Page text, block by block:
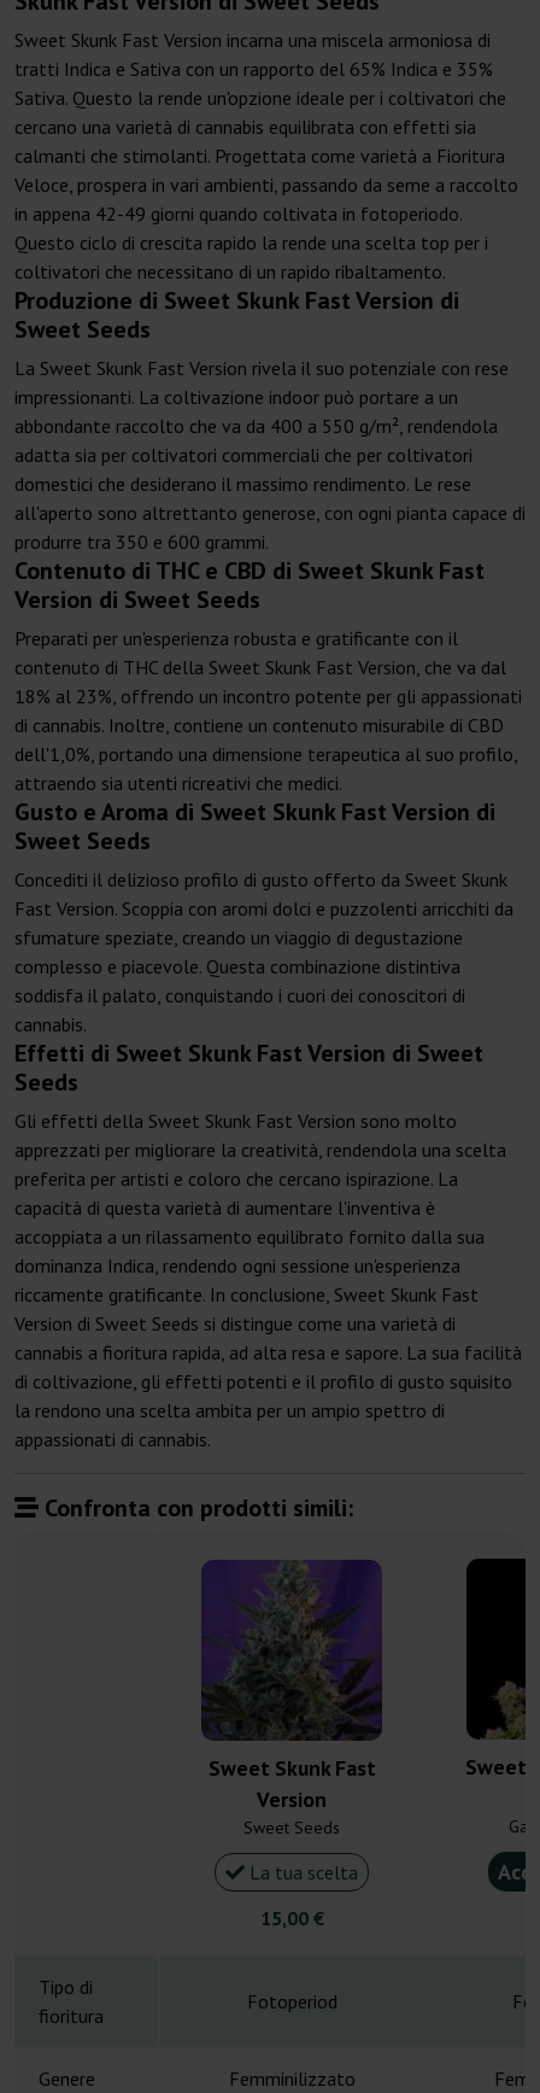
Sweet Skunk Fast Version incarna una miscela armoniosa di
tratti Indica e Sativa con un rapporto del 65% Indica e 35%
Sativa. Questo la rende un'opzione ideale per i coltivatori che
cercano una varietà di cannabis equilibrata con effetti sia
calmanti che stimolanti. Progettata come varietà a Fioritura
Veloce, prospera in vari ambienti, passando da seme a raccolto
in appena 42-49 giorni quando coltivata in fotoperiodo.
Questo ciclo di crescita rapido la rende una scelta top per i
coltivatori che necessitano di un rapido ribaltamento.
Produzione di Sweet Skunk Fast Version di
Sweet Seeds
La Sweet Skunk Fast Version rivela il suo potenziale con rese
impressionanti. La coltivazione indoor può portare a un
abbondante raccolto che va da 400 a 550 g/m², rendendola
adatta sia per coltivatori commerciali che per coltivatori
domestici che desiderano il massimo rendimento. Le rese
all'aperto sono altrettanto generose, con ogni pianta capace di
produrre tra 350 e 600 grammi.
Contenuto di THC e CBD di Sweet Skunk Fast
Version di Sweet Seeds
Preparati per un'esperienza robusta e gratificante con il
contenuto di THC della Sweet Skunk Fast Version, che va dal
18% al 23%, offrendo un incontro potente per gli appassionati
di cannabis. Inoltre, contiene un contenuto misurabile di CBD
dell'1,0%, portando una dimensione terapeutica al suo profilo,
attraendo sia utenti ricreativi che medici.
Gusto e Aroma di Sweet Skunk Fast Version di
Sweet Seeds
Concediti il delizioso profilo di gusto offerto da Sweet Skunk
Fast Version. Scoppia con aromi dolci e puzzolenti arricchiti da
sfumature speziate, creando un viaggio di degustazione
complesso e piacevole. Questa combinazione distintiva
soddisfa il palato, conquistando i cuori dei conoscitori di
cannabis.
Effetti di Sweet Skunk Fast Version di Sweet
Seeds
Gli effetti della Sweet Skunk Fast Version sono molto
apprezzati per migliorare la creatività, rendendola una scelta
preferita per artisti e coloro che cercano ispirazione. La
capacità di questa varietà di aumentare l'inventiva è
accoppiata a un rilassamento equilibrato fornito dalla sua
dominanza Indica, rendendo ogni sessione un'esperienza
riccamente gratificante. In conclusione, Sweet Skunk Fast
Version di Sweet Seeds si distingue come una varietà di
cannabis a fioritura rapida, ad alta resa e sapore. La sua facilità
di coltivazione, gli effetti potenti e il profilo di gusto squisito
la rendono una scelta ambita per un ampio spettro di
appassionati di cannabis.
Confronta con prodotti simili:
Sweet Skunk Fast
Version
Sweet Seeds
La tua scelta
15,00 €
Sweet
Tipo di
fioritura
Fotoperiod
Genere Femminilizzato